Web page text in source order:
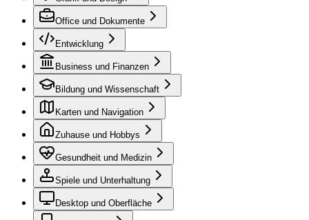
Office und Dokumente
Entwicklung
Business und Finanzen
Bildung und Wissenschaft
Karten und Navigation
Zuhause und Hobbys
Gesundheit und Medizin
Spiele und Unterhaltung
Desktop und Oberfläche